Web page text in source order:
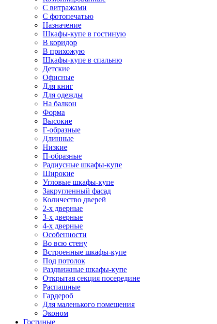
С витражами
С фотопечатью
Назначение
Шкафы-купе в гостиную
В коридор
В прихожую
Шкафы-купе в спальню
Детские
Офисные
Для книг
Для одежды
На балкон
Форма
Высокие
Г-образные
Длинные
Низкие
П-образные
Радиусные шкафы-купе
Широкие
Угловые шкафы-купе
Закругленный фасад
Количество дверей
2-х дверные
3-х дверные
4-х дверные
Особенности
Во всю стену
Встроенные шкафы-купе
Под потолок
Раздвижные шкафы-купе
Открытая секция посередине
Распашные
Гардероб
Для маленького помещения
Эконом
Гостиные